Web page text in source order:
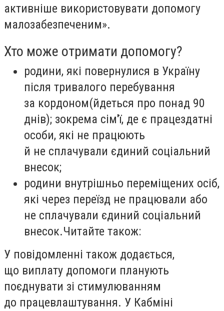
активніше використовувати допомогу
малозабезпеченим».
Хто може отримати допомогу?
родини, які повернулися в Україну
після тривалого перебування
за кордоном(йдеться про понад 90
днів); зокрема сім'ї, де є працездатні
особи, які не працюють
й не сплачували єдиний соціальний
внесок;
родини внутрішньо переміщених осіб,
які через переїзд не працювали або
не сплачували єдиний соціальний
внесок.Читайте також:
У повідомленні також додається,
що виплату допомоги планують
поєднувати зі стимулюванням
до працевлаштування. У Кабміні